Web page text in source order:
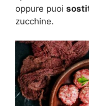
oppure puoi
zucchine.